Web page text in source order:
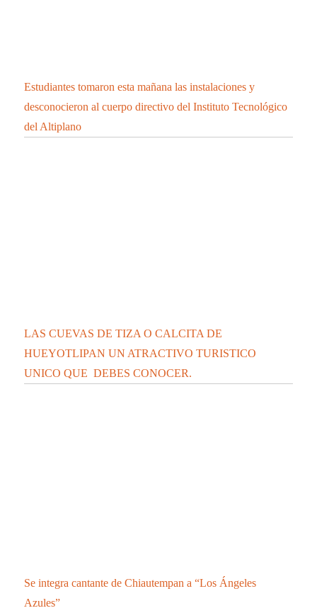
Estudiantes tomaron esta mañana las instalaciones y
desconocieron al cuerpo directivo del Instituto Tecnológico
del Altiplano
LAS CUEVAS DE TIZA O CALCITA DE
HUEYOTLIPAN UN ATRACTIVO TURISTICO
UNICO QUE DEBES CONOCER.
Se integra cantante de Chiautempan a “Los Ángeles
Azules”